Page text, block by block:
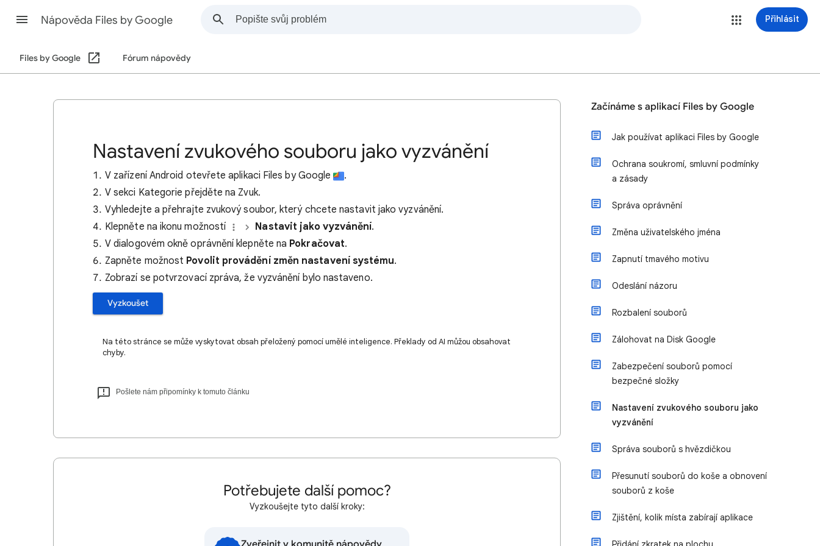
Nápověda Files by Google Přihlásit
Files by Google Fórum nápovědy
Nastavení zvukového souboru jako vyzvánění
V zařízení Android otevřete aplikaci Files by Google
.
V sekci Kategorie přejděte na Zvuk.
Vyhledejte a přehrajte zvukový soubor, který chcete nastavit jako vyzvánění.
Klepněte na ikonu možností
Nastavit jako vyzvánění.
V dialogovém okně oprávnění klepněte na Pokračovat.
Zapněte možnost Povolit provádění změn nastavení systému.
Zobrazí se potvrzovací zpráva, že vyzvánění bylo nastaveno.
Vyzkoušet
Na této stránce se může vyskytovat obsah přeložený pomocí umělé inteligence. Překlady od AI můžou obsahovat
chyby.
Pošlete nám připomínky k tomuto článku
Potřebujete další pomoc?
Vyzkoušejte tyto další kroky:
Začínáme s aplikací Files by Google
Jak používat aplikaci Files by Google
Ochrana soukromí, smluvní podmínky
a zásady
Správa oprávnění
Změna uživatelského jména
Zapnutí tmavého motivu
Odeslání názoru
Rozbalení souborů
Zálohovat na Disk Google
Zabezpečení souborů pomocí
bezpečné složky
Nastavení zvukového souboru jako
vyzvánění
Správa souborů s hvězdičkou
Přesunutí souborů do koše a obnovení
souborů z koše
Zjištění, kolik místa zabírají aplikace